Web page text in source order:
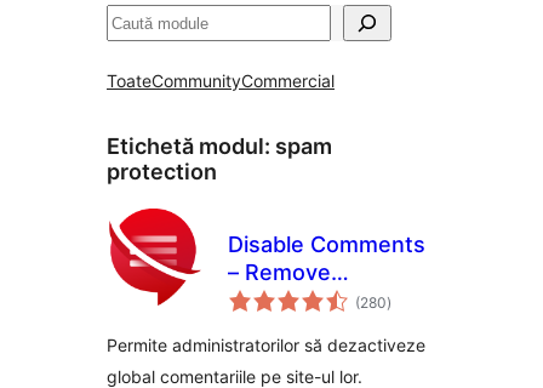
Caută
ToateCommunityCommercial
Etichetă modul: spam
protection
Disable Comments
– Remove
Comments & Stop
Support]
(280total
aprecieri
)
Permite administratorilor să dezactiveze
global comentariile pe site-ul lor.